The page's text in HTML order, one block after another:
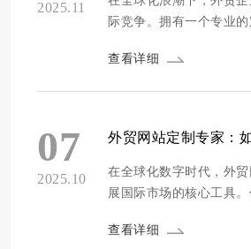
2025.11
际竞争。拥有一个专业
站定制公司众多，如何选
公司的建议，助力企业在
查看详细
07
2025.10
在全球化数字时代，外
展国际市场的核心工具
现，更涉及战略布局。方
查看详细